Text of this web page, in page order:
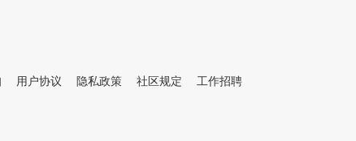
用户协议 隐私政策 社区规定 工作招聘